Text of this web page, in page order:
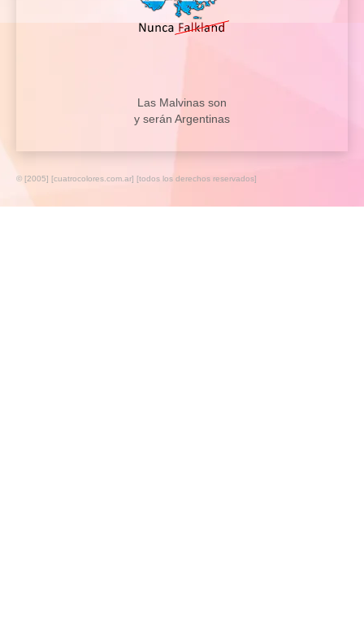
Las Malvinas son
y serán Argentinas
© [2005] [cuatrocolores.com.ar] [todos los derechos reservados]